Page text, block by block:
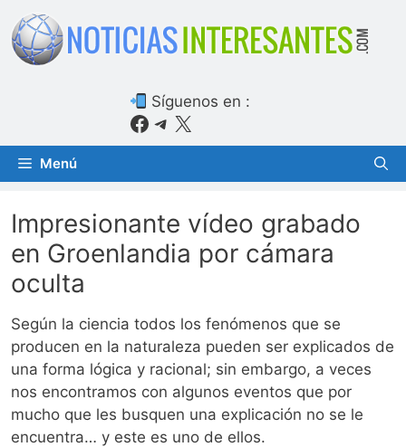
Saltar
contenido
Síguenos en :
Facebook
Telegram
X
Menú
Impresionante vídeo grabado
en Groenlandia por cámara
oculta
Según la ciencia todos los fenómenos que se
producen en la naturaleza pueden ser explicados de
una forma lógica y racional; sin embargo, a veces
nos encontramos con algunos eventos que por
mucho que les busquen una explicación no se le
encuentra… y este es uno de ellos.